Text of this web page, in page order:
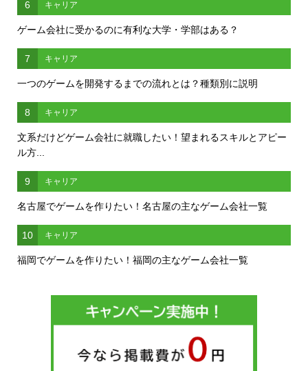
6 キャリア
ゲーム会社に受かるのに有利な大学・学部はある？
7 キャリア
一つのゲームを開発するまでの流れとは？種類別に説明
8 キャリア
文系だけどゲーム会社に就職したい！望まれるスキルとアピー
ル方...
9 キャリア
名古屋でゲームを作りたい！名古屋の主なゲーム会社一覧
10 キャリア
福岡でゲームを作りたい！福岡の主なゲーム会社一覧